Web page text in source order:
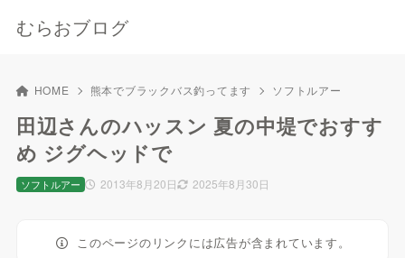
むらおブログ
HOME 熊本でブラックバス釣ってます ソフトルアー
田辺さんのハッスン 夏の中堤でおすす
め ジグヘッドで
2013年8月20日 2025年8月30日
ソフトルアー
このページのリンクには広告が含まれています。